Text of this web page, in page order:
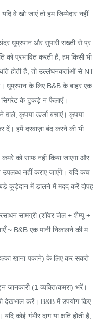
वे खो जाएं तो हम जिम्मेदार नहीं
धूम्रपान और सुपारी सख्ती से प्र
को प्रभावित करती हैं, हम किसी भी
होती है, तो उल्लंघनकर्ताओं से NT
धूम्रपान के लिए B&B के बाहर एक
के टुकड़े न फैलाएँ।
कृपया ऊर्जा बचाएं। कृपया
दें। हमें दरवाज़ा बंद करने की भी
को साफ नहीं किया जाएगा और
उपलब्ध नहीं कराए जाएंगे। यदि कच
कूड़ेदान में डालने में मदद करें दोपह
सामग्री (शॉवर जेल + शैम्पू +
~ B&B एक पानी निकालने की म
खाना पकाने) के लिए कर सकते
(1 व्यक्ति/कमरा) भरें।
देखभाल करें। B&B में उपयोग किए
कोई गंभीर दाग या क्षति होती है,